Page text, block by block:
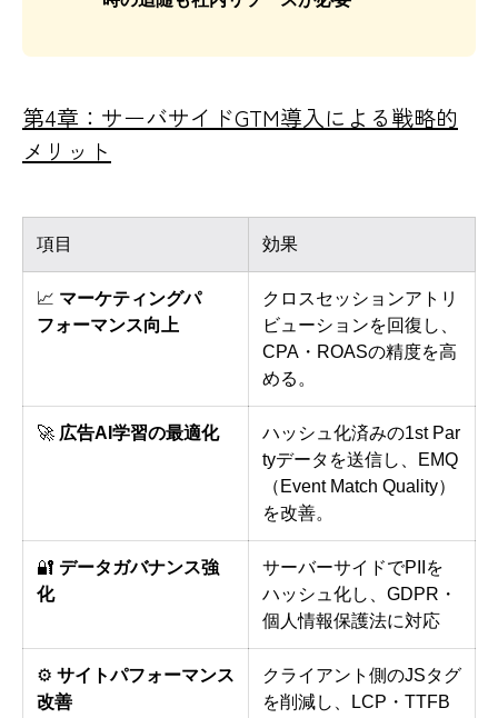
第4章：サーバサイドGTM導入による戦略的
メリット
項目 効果
📈 マーケティングパ
フォーマンス向上
クロスセッションアトリ
ビューションを回復し、
CPA・ROASの精度を高
める。
🚀 広告AI学習の最適化
ハッシュ化済みの1st Par
tyデータを送信し、EMQ
（Event Match Quality）
を改善。
🔐 データガバナンス強
化
サーバーサイドでPIIを
ハッシュ化し、GDPR・
個人情報保護法に対応
⚙️ サイトパフォーマンス
改善
クライアント側のJSタグ
を削減し、LCP・TTFB